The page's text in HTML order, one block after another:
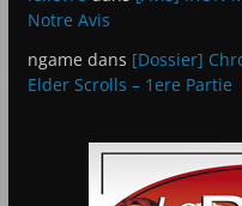
Notre Avis
ngame dans [Dossier]
Elder Scrolls – 1ere Partie